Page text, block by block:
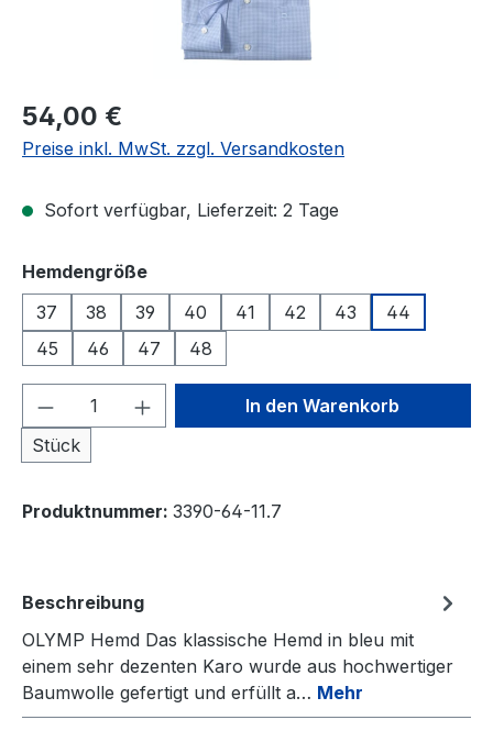
Regulärer Preis:
54,00 €
Preise inkl. MwSt. zzgl. Versandkosten
Sofort verfügbar, Lieferzeit: 2 Tage
Hemdengrößeauswählen
37
38 39 40 41 42 43
44
45
46 47 48
Produkt Anzahl: Gib den
Stück
In den Warenkorb
Produktnummer: 3390-64-11.7
Beschreibung
OLYMP Hemd Das klassische Hemd in bleu mit
einem sehr dezenten Karo wurde aus hochwertiger
Baumwolle gefertigt und erfüllt a… Mehr